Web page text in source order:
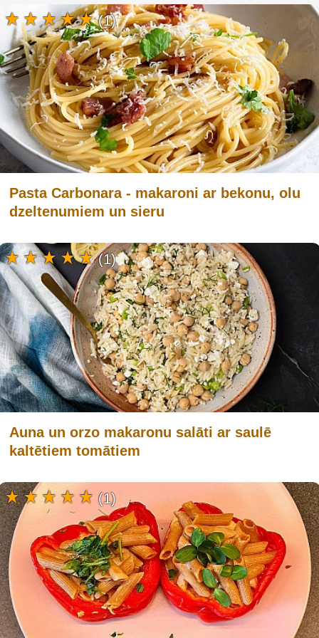
Pasta Carbonara - makaroni ar bekonu, olu
dzeltenumiem un sieru
(1)
Auna un orzo makaronu salāti ar saulē
kaltētiem tomātiem
(1)
(1)